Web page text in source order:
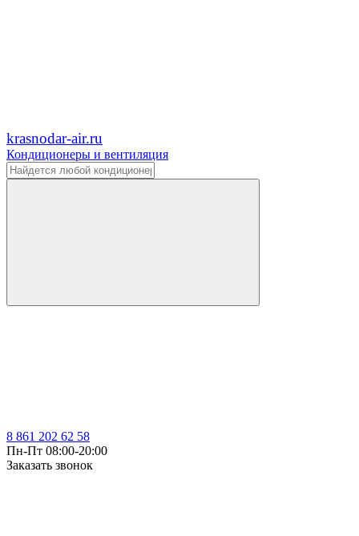
krasnodar-air.ru
Кондиционеры и вентиляция
8 861 202 62 58
Пн-Пт 08:00-20:00
Заказать звонок